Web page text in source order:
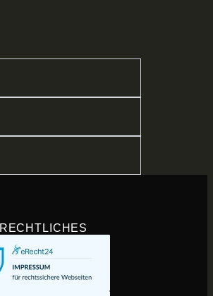
RECHTLICHES